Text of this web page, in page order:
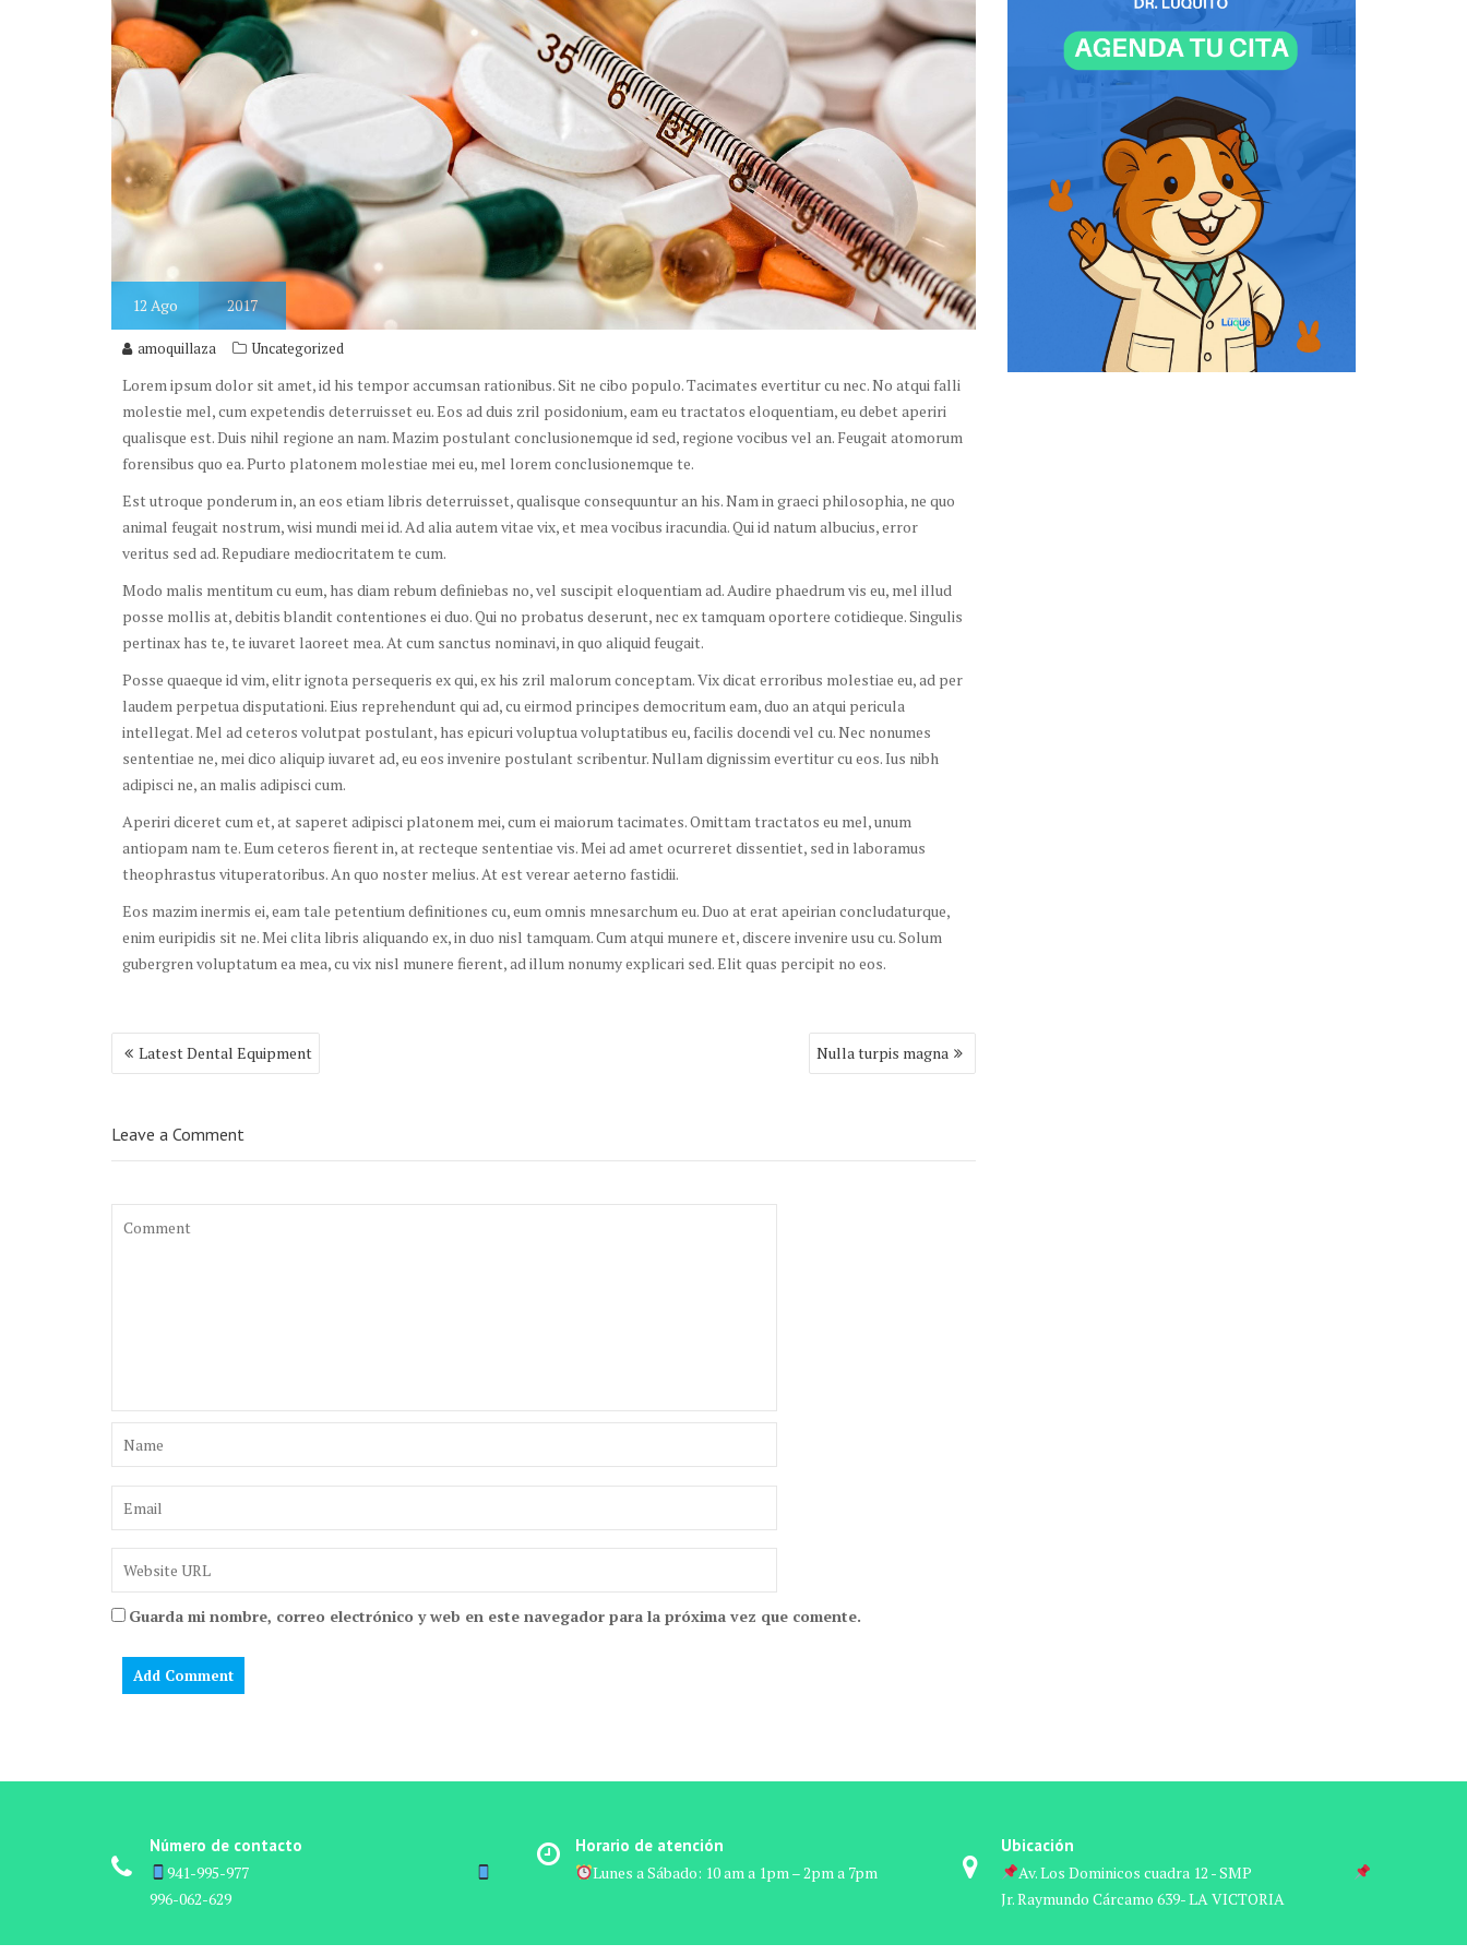
12 Ago 2017
amoquillaza Uncategorized
Lorem ipsum dolor sit amet, id his tempor accumsan rationibus. Sit ne cibo populo. Tacimates evertitur cu nec. No atqui falli
molestie mel, cum expetendis deterruisset eu. Eos ad duis zril posidonium, eam eu tractatos eloquentiam, eu debet aperiri
qualisque est. Duis nihil regione an nam. Mazim postulant conclusionemque id sed, regione vocibus vel an. Feugait atomorum
forensibus quo ea. Purto platonem molestiae mei eu, mel lorem conclusionemque te.
Est utroque ponderum in, an eos etiam libris deterruisset, qualisque consequuntur an his. Nam in graeci philosophia, ne quo
animal feugait nostrum, wisi mundi mei id. Ad alia autem vitae vix, et mea vocibus iracundia. Qui id natum albucius, error
veritus sed ad. Repudiare mediocritatem te cum.
Modo malis mentitum cu eum, has diam rebum definiebas no, vel suscipit eloquentiam ad. Audire phaedrum vis eu, mel illud
posse mollis at, debitis blandit contentiones ei duo. Qui no probatus deserunt, nec ex tamquam oportere cotidieque. Singulis
pertinax has te, te iuvaret laoreet mea. At cum sanctus nominavi, in quo aliquid feugait.
Posse quaeque id vim, elitr ignota persequeris ex qui, ex his zril malorum conceptam. Vix dicat erroribus molestiae eu, ad per
laudem perpetua disputationi. Eius reprehendunt qui ad, cu eirmod principes democritum eam, duo an atqui pericula
intellegat. Mel ad ceteros volutpat postulant, has epicuri voluptua voluptatibus eu, facilis docendi vel cu. Nec nonumes
sententiae ne, mei dico aliquip iuvaret ad, eu eos invenire postulant scribentur. Nullam dignissim evertitur cu eos. Ius nibh
adipisci ne, an malis adipisci cum.
Aperiri diceret cum et, at saperet adipisci platonem mei, cum ei maiorum tacimates. Omittam tractatos eu mel, unum
antiopam nam te. Eum ceteros fierent in, at recteque sententiae vis. Mei ad amet ocurreret dissentiet, sed in laboramus
theophrastus vituperatoribus. An quo noster melius. At est verear aeterno fastidii.
Eos mazim inermis ei, eam tale petentium definitiones cu, eum omnis mnesarchum eu. Duo at erat apeirian concludaturque,
enim euripidis sit ne. Mei clita libris aliquando ex, in duo nisl tamquam. Cum atqui munere et, discere invenire usu cu. Solum
gubergren voluptatum ea mea, cu vix nisl munere fierent, ad illum nonumy explicari sed. Elit quas percipit no eos.
Navegación
de
Latest Dental Equipment Nulla turpis magna
Leave a Comment
Guarda mi nombre, correo electrónico y web en este navegador para la próxima vez que comente.
Número de contacto
941-995-977 ‎ ‎ ‎ ‎ ‎ ‎ ‎ ‎ ‎ ‎ ‎ ‎ ‎ ‎ ‎ ‎ ‎ ‎ ‎ ‎ ‎ ‎ ‎ ‎ ‎ ‎ ‎ ‎ ‎ ‎ ‎ ‎ ‎ ‎ ‎ ‎ ‎ ‎ ‎ ‎ ‎ ‎ ‎ ‎ ‎ ‎ ‎ ‎ ‎ ‎ ‎ ‎ ‎ ‎ ‎ ‎ ‎ ‎ ‎ ‎ ‎ ‎ ‎ ‎ ‎ ‎ ‎ ‎
996-062-629
Horario de atención
Lunes a Sábado: 10 am a 1pm – 2pm a 7pm
Ubicación
Av. Los Dominicos cuadra 12 - SMP‎ ‎ ‎ ‎ ‎ ‎ ‎ ‎ ‎ ‎ ‎ ‎ ‎ ‎ ‎ ‎ ‎ ‎ ‎ ‎ ‎ ‎ ‎ ‎ ‎ ‎ ‎ ‎ ‎ ‎ ‎ ‎
Jr. Raymundo Cárcamo 639- LA VICTORIA